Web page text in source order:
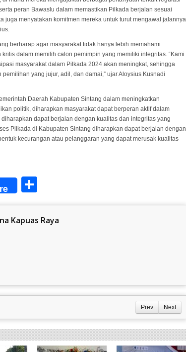
peran Bawaslu dalam memastikan Pilkada berjalan sesuai
juga menyatakan komitmen mereka untuk turut mengawal jalannya
berharap agar masyarakat tidak hanya lebih memahami
dalam memilih calon pemimpin yang memiliki integritas. “Kami
masyarakat dalam Pilkada 2024 akan meningkat, sehingga
yang jujur, adil, dan damai,” ujar Aloysius Kusnadi
Daerah Kabupaten Sintang dalam meningkatkan
politik, diharapkan masyarakat dapat berperan aktif dalam
dapat berjalan dengan kualitas dan integritas yang
Pilkada di Kabupaten Sintang diharapkan dapat berjalan dengan
kecurangan atau pelanggaran yang dapat merusak kualitas
Kapuas Raya
Prev Next